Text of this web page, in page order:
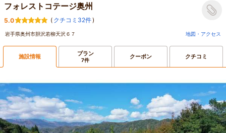
フォレストコテージ奥州
5.0 ( クチコミ32件)
岩手県奥州市胆沢若柳天沢６７ 地図・アクセス
施設情報 プラン
7件 クーポン クチコミ